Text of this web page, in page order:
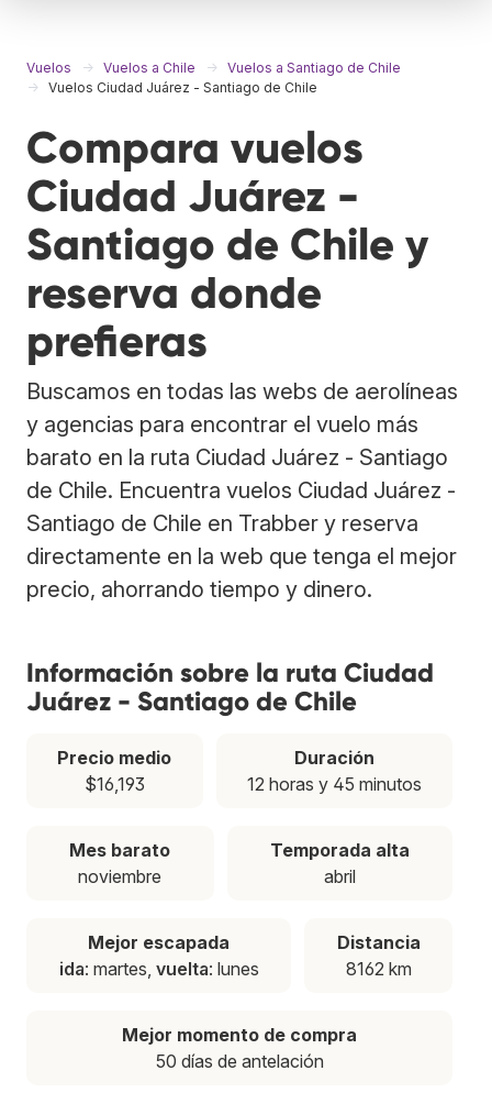
Vuelos Vuelos a Chile
Vuelos a Santiago de Chile
Vuelos Ciudad Juárez - Santiago de Chile
Compara vuelos
Ciudad Juárez -
Santiago de Chile y
reserva donde
prefieras
Buscamos en todas las webs de aerolíneas
y agencias para encontrar el vuelo más
barato en la ruta Ciudad Juárez - Santiago
de Chile. Encuentra vuelos Ciudad Juárez -
Santiago de Chile en Trabber y reserva
directamente en la web que tenga el mejor
precio, ahorrando tiempo y dinero.
Información sobre la ruta Ciudad
Juárez - Santiago de Chile
Precio medio
$16,193
Duración
12 horas y 45 minutos
Mes barato
noviembre
Temporada alta
abril
Mejor escapada
ida: martes, vuelta: lunes
Distancia
8162 km
Mejor momento de compra
50 días de antelación